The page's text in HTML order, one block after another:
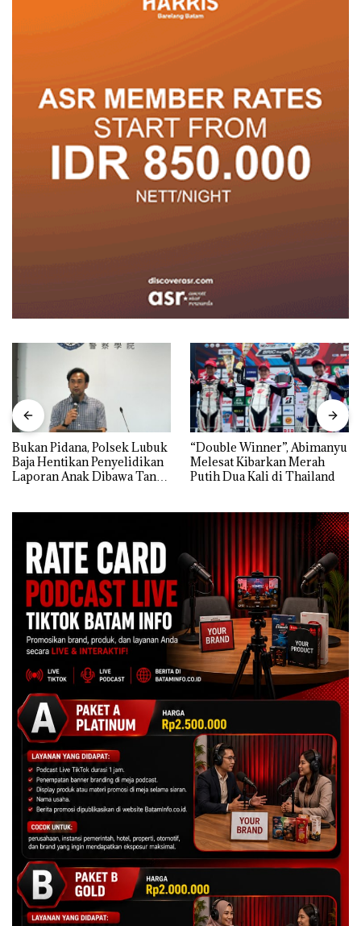
Bukan Pidana, Polsek Lubuk
Baja Hentikan Penyelidikan
Laporan Anak Dibawa Tanpa
“Double Winner”, Abimanyu
Melesat Kibarkan Merah
Putih Dua Kali di Thailand